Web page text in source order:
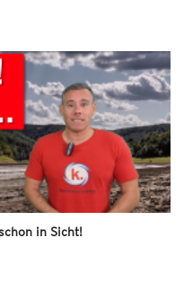
in Sicht!